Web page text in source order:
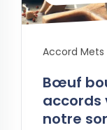
Accord Mets
Bœuf
accords
notre